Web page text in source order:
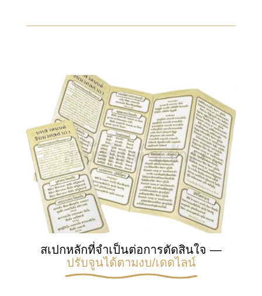
สเปกหลักที่จำเป็นต่อการตัดสินใจ —
ปรับจูนได้ตามงบ/เดดไลน์